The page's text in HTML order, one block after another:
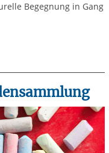
Begegnung in Gang